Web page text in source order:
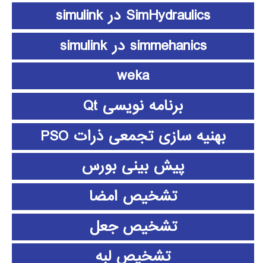
SimHydraulics در simulink
simmehanics در simulink
weka
برنامه نویسی Qt
بهنیه سازی تجمعی ذرات PSO
پیش بینی بورس
تشخیص امضا
تشخیص جعل
تشخیص لبه